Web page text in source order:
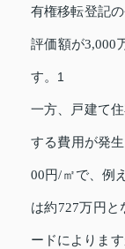
有権移転登記
評価額が3,000
す。 1
一方、戸建て
する費用が発
00円/㎡で、例
は約727万円
ードによりま